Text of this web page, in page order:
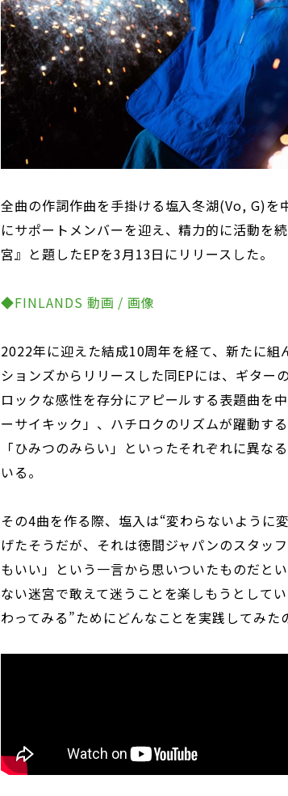
全曲の作詞作曲を手掛ける塩入冬湖(Vo, G)を
にサポートメンバーを迎え、精力的に活動を
宮』と題したEPを3月13日にリリースした。
◆FINLANDS 動画 / 画像
2022年に迎えた結成10周年を経て、新たに組
ションズからリリースした同EPには、ギター
ロックな感性を存分にアピールする表題曲を
ーサイキック」、ハチロクのリズムが躍動す
「ひみつのみらい」といったそれぞれに異な
いる。
その4曲を作る際、塩入は“変わらないように
げたそうだが、それは徳間ジャパンのスタッ
もいい」という一言から思いついたものだと
ない迷宮で敢えて迷うことを楽しもうとして
わってみる”ためにどんなことを実践してみた